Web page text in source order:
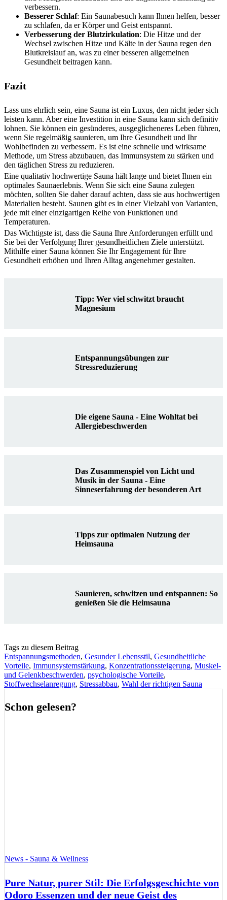
verbessern.
Besserer Schlaf: Ein Saunabesuch kann Ihnen helfen, besser
zu schlafen, da er Körper und Geist entspannt.
Verbesserung der Blutzirkulation: Die Hitze und der
Wechsel zwischen Hitze und Kälte in der Sauna regen den
Blutkreislauf an, was zu einer besseren allgemeinen
Gesundheit beitragen kann.
Fazit
Lass uns ehrlich sein, eine Sauna ist ein Luxus, den nicht jeder sich
leisten kann. Aber eine Investition in eine Sauna kann sich definitiv
lohnen. Sie können ein gesünderes, ausgeglicheneres Leben führen,
wenn Sie regelmäßig saunieren, um Ihre Gesundheit und Ihr
Wohlbefinden zu verbessern. Es ist eine schnelle und wirksame
Methode, um Stress abzubauen, das Immunsystem zu stärken und
den täglichen Stress zu reduzieren.
Eine qualitativ hochwertige Sauna hält lange und bietet Ihnen ein
optimales Saunaerlebnis. Wenn Sie sich eine Sauna zulegen
möchten, sollten Sie daher darauf achten, dass sie aus hochwertigen
Materialien besteht. Saunen gibt es in einer Vielzahl von Varianten,
jede mit einer einzigartigen Reihe von Funktionen und
Temperaturen.
Das Wichtigste ist, dass die Sauna Ihre Anforderungen erfüllt und
Sie bei der Verfolgung Ihrer gesundheitlichen Ziele unterstützt.
Mithilfe einer Sauna können Sie Ihr Engagement für Ihre
Gesundheit erhöhen und Ihren Alltag angenehmer gestalten.
Tipp: Wer viel schwitzt braucht
Magnesium
Entspannungsübungen zur
Stressreduzierung
Die eigene Sauna - Eine Wohltat bei
Allergiebeschwerden
Das Zusammenspiel von Licht und
Musik in der Sauna - Eine
Sinneserfahrung der besonderen Art
Tipps zur optimalen Nutzung der
Heimsauna
Saunieren, schwitzen und entspannen: So
genießen Sie die Heimsauna
Tags zu diesem Beitrag
Entspannungsmethoden, Gesunder Lebensstil, Gesundheitliche
Vorteile, Immunsystemstärkung, Konzentrationssteigerung, Muskel-
und Gelenkbeschwerden, psychologische Vorteile,
Stoffwechselanregung, Stressabbau, Wahl der richtigen Sauna
Schon gelesen?
News - Sauna & Wellness
Pure Natur, purer Stil: Die Erfolgsgeschichte von
Odoro Essenzen und der neue Geist des